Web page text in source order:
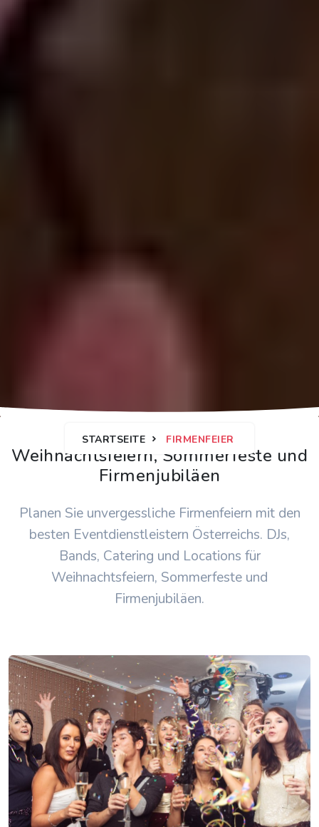
STARTSEITE FIRMENFEIER
Weihnachtsfeiern, Sommerfeste und
Firmenjubiläen
Planen Sie unvergessliche Firmenfeiern mit den
besten Eventdienstleistern Österreichs. DJs,
Bands, Catering und Locations für
Weihnachtsfeiern, Sommerfeste und
Firmenjubiläen.